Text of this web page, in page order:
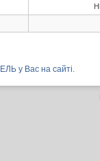
у Вас на сайті.